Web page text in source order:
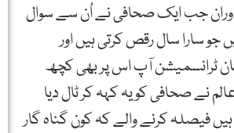
جب ایک صحافی نے اُن سے سوال
جو سارا سال رقص کرتی ہیں اور
ٹرانسمیشن آپ اس پر بھی کچھ
نے صحافی کو یہ کہہ کر ٹال دیا
فیصلہ کرنے والے کہ کون گناہ گار